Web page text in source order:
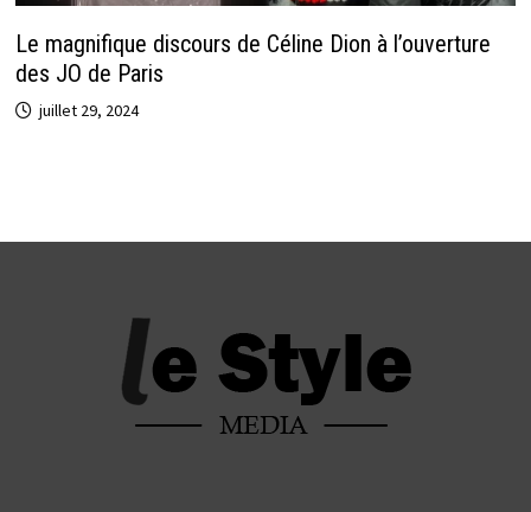
Le magnifique discours de Céline Dion à l’ouverture
des JO de Paris
juillet 29, 2024